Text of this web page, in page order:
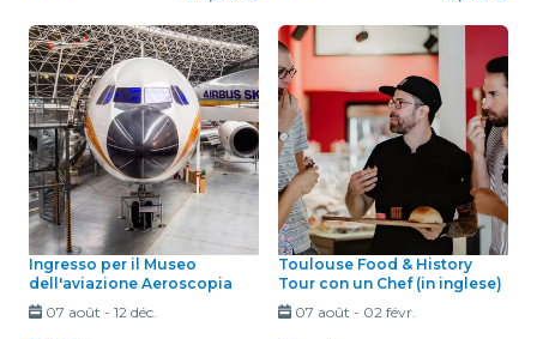
Ingresso per il Museo
dell'aviazione Aeroscopia
07 août - 12 déc.
Toulouse Food & History
Tour con un Chef (in inglese)
07 août - 02 févr.